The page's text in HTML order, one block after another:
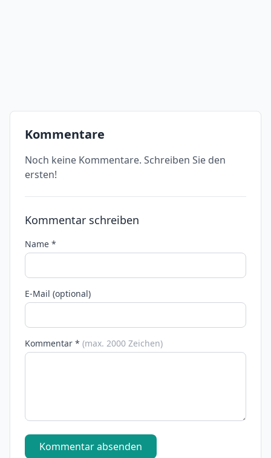
Kommentare
Noch keine Kommentare. Schreiben Sie den
ersten!
Kommentar schreiben
Name *
E-Mail (optional)
Kommentar * (max. 2000 Zeichen)
Kommentar absenden